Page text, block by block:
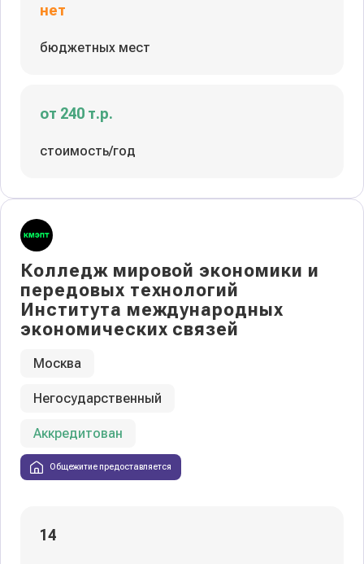
нет
бюджетных мест
от 240 т.р.
стоимость/год
Колледж мировой экономики и
передовых технологий
Института международных
экономических связей
Москва
Негосударственный
Аккредитован
Общежитие предоставляется
14